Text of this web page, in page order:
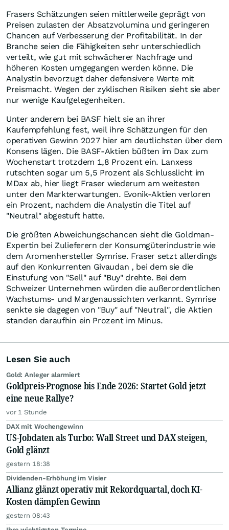
Frasers Schätzungen seien mittlerweile geprägt von
Preisen zulasten der Absatzvolumina und geringeren
Chancen auf Verbesserung der Profitabilität. In der
Branche seien die Fähigkeiten sehr unterschiedlich
verteilt, wie gut mit schwächerer Nachfrage und
höheren Kosten umgegangen werden könne. Die
Analystin bevorzugt daher defensivere Werte mit
Preismacht. Wegen der zyklischen Risiken sieht sie aber
nur wenige Kaufgelegenheiten.
Unter anderem bei BASF hielt sie an ihrer
Kaufempfehlung fest, weil ihre Schätzungen für den
operativen Gewinn 2027 hier am deutlichsten über dem
Konsens lägen. Die BASF-Aktien büßten im Dax zum
Wochenstart trotzdem 1,8 Prozent ein. Lanxess
rutschten sogar um 5,5 Prozent als Schlusslicht im
MDax ab, hier liegt Fraser wiederum am weitesten
unter den Markterwartungen. Evonik-Aktien verloren
ein Prozent, nachdem die Analystin die Titel auf
"Neutral" abgestuft hatte.
Die größten Abweichungschancen sieht die Goldman-
Expertin bei Zulieferern der Konsumgüterindustrie wie
dem Aromenhersteller Symrise. Fraser setzt allerdings
auf den Konkurrenten Givaudan , bei dem sie die
Einstufung von "Sell" auf "Buy" drehte. Bei dem
Schweizer Unternehmen würden die außerordentlichen
Wachstums- und Margenaussichten verkannt. Symrise
senkte sie dagegen von "Buy" auf "Neutral", die Aktien
standen daraufhin ein Prozent im Minus.
Lesen Sie auch
Gold: Anleger alarmiert
Goldpreis-Prognose bis Ende 2026: Startet Gold jetzt
eine neue Rallye?
vor 1 Stunde
DAX mit Wochengewinn
US-Jobdaten als Turbo: Wall Street und DAX steigen,
Gold glänzt
gestern 18:38
Dividenden-Erhöhung im Visier
Allianz glänzt operativ mit Rekordquartal, doch KI-
Kosten dämpfen Gewinn
gestern 08:43